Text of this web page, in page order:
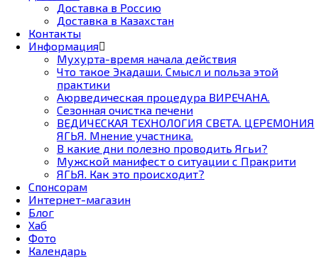
Доставка в Россию
Доставка в Казахстан
Контакты
Информация
Мухурта-время начала действия
Что такое Экадаши. Смысл и польза этой
практики
Аюрведическая процедура ВИРЕЧАНА.
Сезонная очистка печени
ВЕДИЧЕСКАЯ ТЕХНОЛОГИЯ СВЕТА. ЦЕРЕМОНИЯ
ЯГЬЯ. Мнение участника.
В какие дни полезно проводить Ягьи?
Мужской манифест о ситуации с Пракрити
ЯГЬЯ. Как это происходит?
Спонсорам
Интернет-магазин
Блог
Хаб
Фото
Календарь